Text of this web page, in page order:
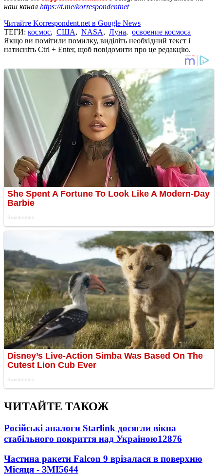
наш канал https://t.me/korrespondentnet
Читайте Korrespondent.net в Google News
ТЕГИ: космос, США, NASA, Луна, освоение космоса
Якщо ви помітили помилку, виділіть необхідний текст і
натисніть Ctrl + Enter, щоб повідомити про це редакцію.
ЧИТАЙТЕ ТАКОЖ
Російські аналоги Starlink досягли вікна
стабільного покриття над Україною12876
Частина ракети Falcon 9 врізалася в поверхню
Місяця - ЗМІ5644